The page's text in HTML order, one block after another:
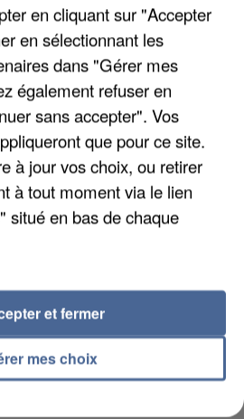
EMPORTÉE PAR UNE
HAUTE-SAVOIE
en cliquant sur "Accepter
en sélectionnant les
dans "Gérer mes
également refuser en
sans accepter". Vos
que pour ce site.
à jour vos choix, ou retirer
à tout moment via le lien
situé en bas de chaque
mes choix
et fermer